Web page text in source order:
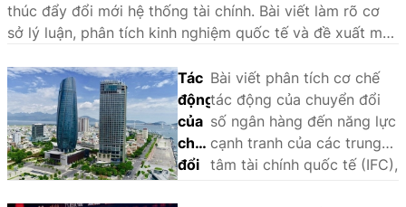
thúc đẩy đổi mới hệ thống tài chính. Bài viết làm rõ cơ
sở lý luận, phân tích kinh nghiệm quốc tế và đề xuất một
chính hiện đại tại Việt Nam.
Tác
động
của
chuyển
đổi
Bài viết phân tích cơ chế
tác động của chuyển đổi
số ngân hàng đến năng lực
cạnh tranh của các trung
tâm tài chính quốc tế (IFC),